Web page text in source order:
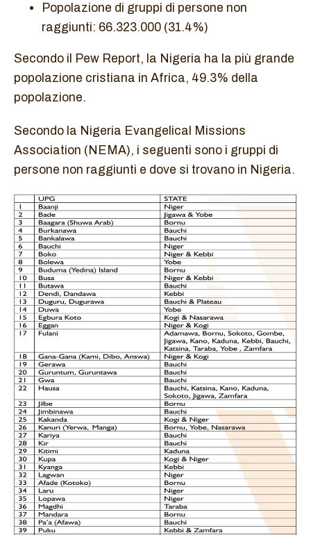
Popolazione di gruppi di persone non
raggiunti: 66.323.000 (31.4%)
Secondo il Pew Report, la Nigeria ha la più grande
popolazione cristiana in Africa, 49.3% della
popolazione.
Secondo la Nigeria Evangelical Missions
Association (NEMA), i seguenti sono i gruppi di
persone non raggiunti e dove si trovano in Nigeria.